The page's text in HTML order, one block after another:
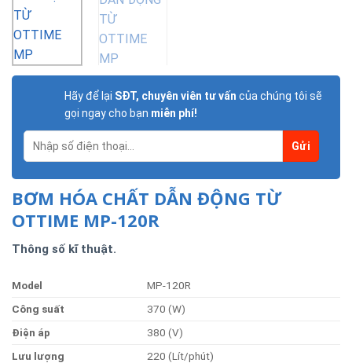
Hãy để lại SĐT, chuyên viên tư vấn của chúng tôi sẽ
gọi ngay cho bạn miễn phí!
BƠM HÓA CHẤT DẪN ĐỘNG TỪ
OTTIME MP-120R
Thông số kĩ thuật.
Model
MP-120R
Công suất
370 (W)
Điện áp
380 (V)
Lưu lượng
220 (Lít/phút)